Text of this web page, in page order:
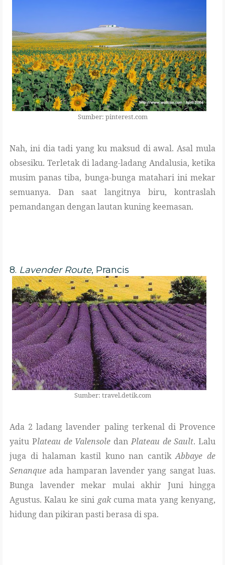
Sumber: pinterest.com
Nah, ini dia tadi yang ku maksud di awal. Asal mula
obsesiku. Terletak di ladang-ladang Andalusia, ketika
musim panas tiba, bunga-bunga matahari ini mekar
semuanya. Dan saat langitnya biru, kontraslah
pemandangan dengan lautan kuning keemasan.
8. Lavender Route, Prancis
Sumber: travel.detik.com
Ada 2 ladang lavender paling terkenal di Provence
yaitu Plateau de Valensole danPlateau de Sault. Lalu
juga di halaman kastil kuno nan cantikAbbaye de
Senanque ada hamparan lavender yang sangat luas.
Bunga lavender mekar mulai akhir Juni hingga
Agustus. Kalau ke sini gakcuma mata yang kenyang,
hidung dan pikiran pasti berasa di spa.